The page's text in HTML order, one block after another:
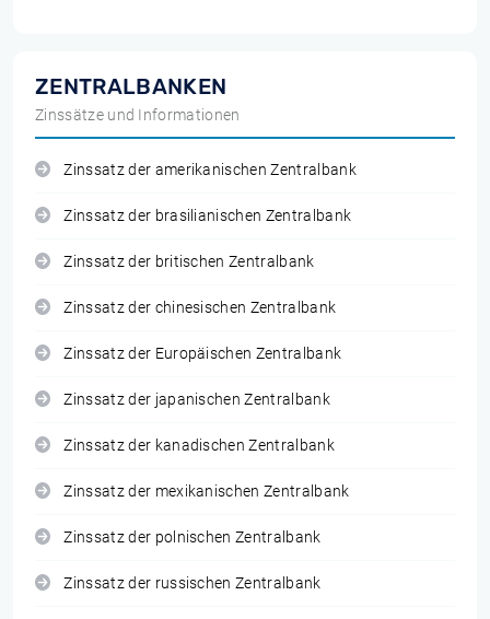
ZENTRALBANKEN
Zinssätze und Informationen
Zinssatz der amerikanischen Zentralbank
Zinssatz der brasilianischen Zentralbank
Zinssatz der britischen Zentralbank
Zinssatz der chinesischen Zentralbank
Zinssatz der Europäischen Zentralbank
Zinssatz der japanischen Zentralbank
Zinssatz der kanadischen Zentralbank
Zinssatz der mexikanischen Zentralbank
Zinssatz der polnischen Zentralbank
Zinssatz der russischen Zentralbank